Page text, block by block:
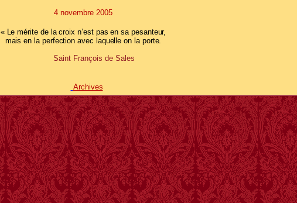
4 novembre 2005
« Le mérite de la croix n’est pas en sa pesanteur,
mais en la perfection avec laquelle on la porte.
Saint François de Sales
Archives